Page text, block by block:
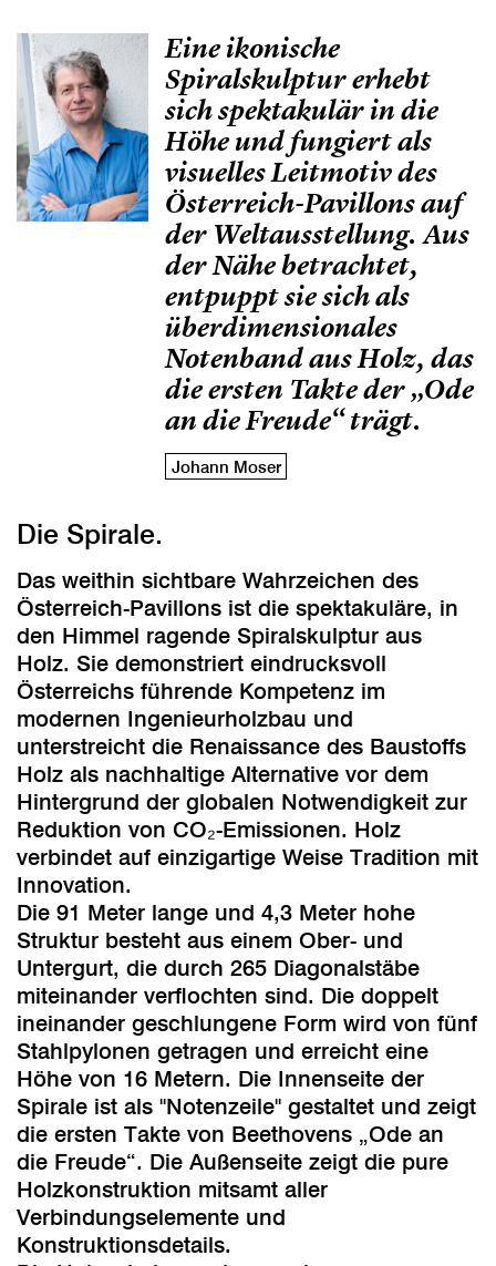
Eine ikonische
Spiralskulptur erhebt
sich spektakulär in die
Höhe und fungiert als
visuelles Leitmotiv des
Österreich-Pavillons auf
der Weltausstellung. Aus
der Nähe betrachtet,
entpuppt sie sich als
überdimensionales
Notenband aus Holz, das
die ersten Takte der „Ode
an die Freude“ trägt.
Johann Moser
Die Spirale.
Das weithin sichtbare Wahrzeichen des
Österreich-Pavillons ist die spektakuläre, in
den Himmel ragende Spiralskulptur aus
Holz. Sie demonstriert eindrucksvoll
Österreichs führende Kompetenz im
modernen Ingenieurholzbau und
unterstreicht die Renaissance des Baustoffs
Holz als nachhaltige Alternative vor dem
Hintergrund der globalen Notwendigkeit zur
Reduktion von CO₂-Emissionen. Holz
verbindet auf einzigartige Weise Tradition mit
Innovation.
Die 91 Meter lange und 4,3 Meter hohe
Struktur besteht aus einem Ober- und
Untergurt, die durch 265 Diagonalstäbe
miteinander verflochten sind. Die doppelt
ineinander geschlungene Form wird von fünf
Stahlpylonen getragen und erreicht eine
Höhe von 16 Metern. Die Innenseite der
Spirale ist als "Notenzeile" gestaltet und zeigt
die ersten Takte von Beethovens „Ode an
die Freude“. Die Außenseite zeigt die pure
Holzkonstruktion mitsamt aller
Verbindungselemente und
Konstruktionsdetails.